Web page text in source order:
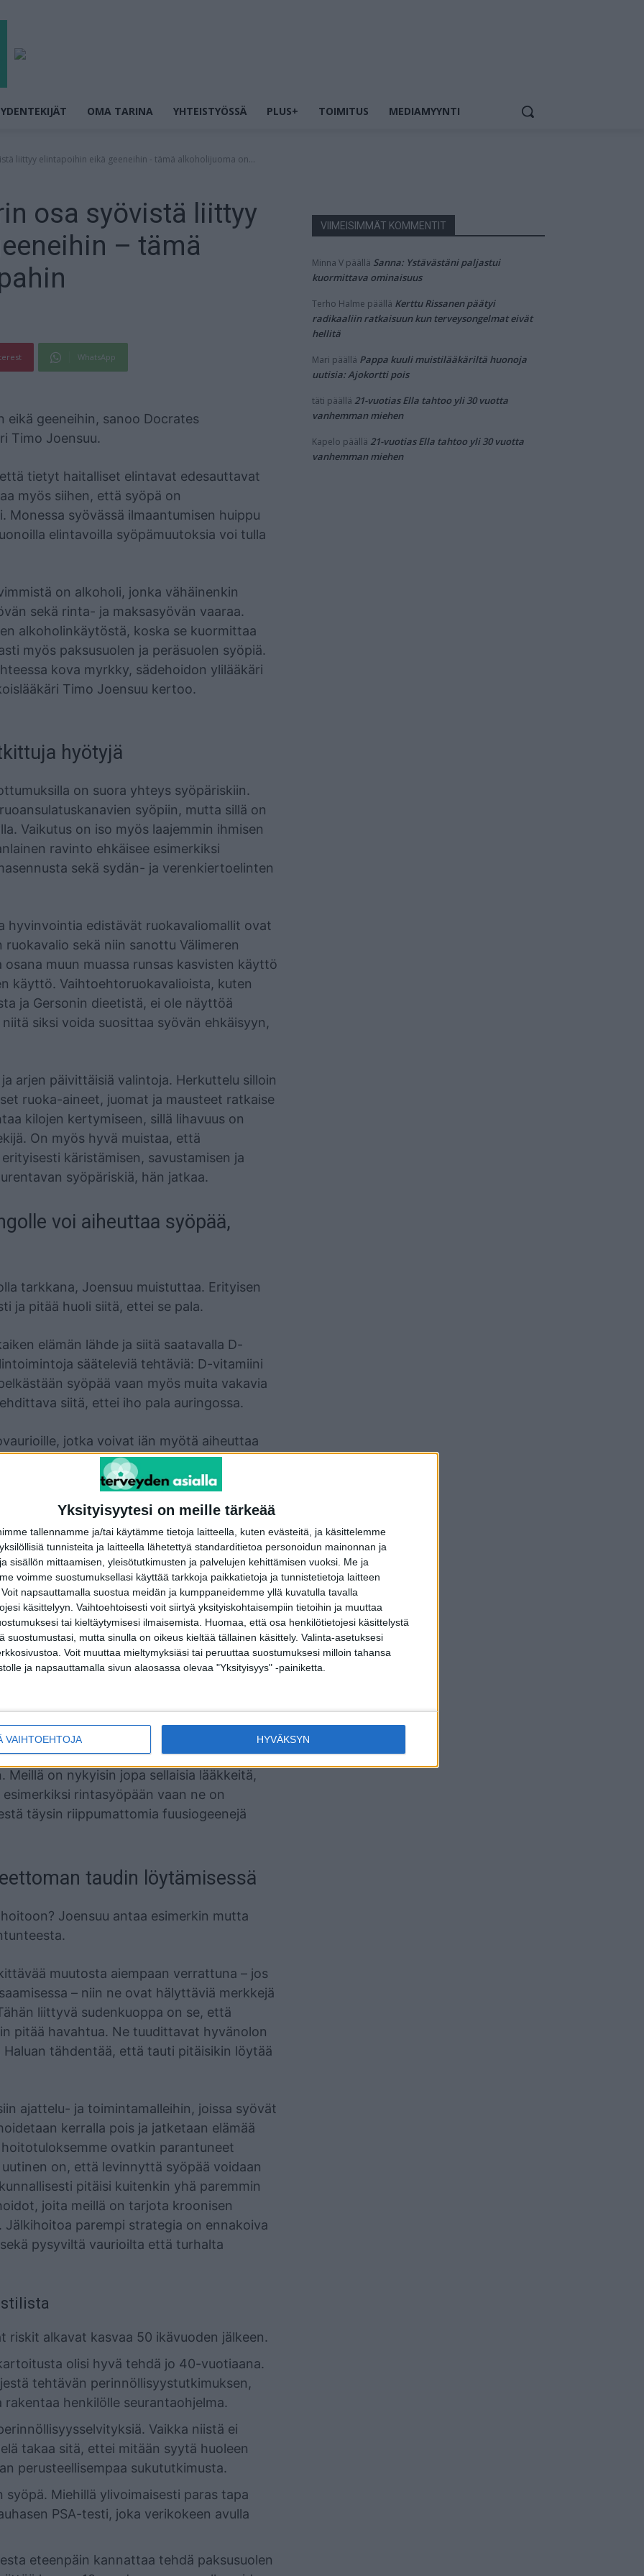
Yksityisyytesi on meille tärkeää
tallennamme ja/tai käytämme tietoja laitteella, kuten evästeitä, ja käsittelemme
tunnisteita ja laitteella lähetettyä standarditietoa personoidun mainonnan ja
sisällön mittaamisen, yleisötutkimusten ja palvelujen kehittämisen vuoksi. Me ja
voimme suostumuksellasi käyttää tarkkoja paikkatietoja ja tunnistetietoja laitteen
napsauttamalla suostua meidän ja kumppaneidemme yllä kuvatulla tavalla
käsittelyyn. Vaihtoehtoisesti voit siirtyä yksityiskohtaisempiin tietoihin ja muuttaa
tai kieltäytymisesi ilmaisemista. Huomaa, että osa henkilötietojesi käsittelystä
suostumustasi, mutta sinulla on oikeus kieltää tällainen käsittely. Valinta-asetuksesi
Voit muuttaa mieltymyksiäsi tai peruuttaa suostumuksesi milloin tahansa
ja napsauttamalla sivun alaosassa olevaa "Yksityisyys" -painiketta.
VAIHTOEHTOJA HYVÄKSYN
OMA TARINA YHTEISTYÖSSÄ PLUS+ TOIMITUS MEDIAMYYNTI
liittyy elintapoihin eikä geeneihin - tämä alkoholijuoma on...
osa syövistä liittyy
– tämä
WhatsApp
eikä geeneihin, sanoo Docrates
Timo Joensuu.
tietyt haitalliset elintavat edesauttavat
myös siihen, että syöpä on
Monessa syövässä ilmaantumisen huippu
elintavoilla syöpämuutoksia voi tulla
on alkoholi, jonka vähäinenkin
sekä rinta- ja maksasyövän vaaraa.
alkoholinkäytöstä, koska se kuormittaa
myös paksusuolen ja peräsuolen syöpiä.
kova myrkky, sädehoidon ylilääkäri
Timo Joensuu kertoo.
hyötyjä
on suora yhteys syöpäriskiin.
syöpiin, mutta sillä on
Vaikutus on iso myös laajemmin ihmisen
ravinto ehkäisee esimerkiksi
sekä sydän- ja verenkiertoelinten
hyvinvointia edistävät ruokavaliomallit ovat
sekä niin sanottu Välimeren
muun muassa runsas kasvisten käyttö
käyttö. Vaihtoehtoruokavalioista, kuten
ja Gersonin dieetistä, ei ole näyttöä
siksi voida suosittaa syövän ehkäisyyn,
arjen päivittäisiä valintoja. Herkuttelu silloin
ruoka-aineet, juomat ja mausteet ratkaise
kilojen kertymiseen, sillä lihavuus on
On myös hyvä muistaa, että
käristämisen, savustamisen ja
syöpäriskiä, hän jatkaa.
voi aiheuttaa syöpää,
tarkkana, Joensuu muistuttaa. Erityisen
ja pitää huoli siitä, ettei se pala.
elämän lähde ja siitä saatavalla D-
sääteleviä tehtäviä: D-vitamiini
syöpää vaan myös muita vakavia
siitä, ettei iho pala auringossa.
jotka voivat iän myötä aiheuttaa
ja pisamaiset palavat herkimmin.
suojata aurinkovoitein lapset ja
ja herkempi auringon vaikutuksille. Iän
altistunut iho voi kehittää syöpää, vaikkei
tarkkailemaan ihomuutoksia ja luomia, ja
mikäli jokin huolettaa.
syövältä
muutokselle mitä tulee elinkohtaiseen
haitallisiin elintapoihin.
tai ajurigeeneistä, ovat enemmän tai
eli hyvillä elintavoilla voi ehkäistä
yksilöllistä molekyylibiologista profilointia
mutta Docrateella tämä on ollut
Meillä on nykyisin jopa sellaisia lääkkeitä,
rintasyöpään vaan ne on
täysin riippumattomia fuusiogeenejä
taudin löytämisessä
Joensuu antaa esimerkin mutta
muutosta aiempaan verrattuna – jos
– niin ne ovat hälyttäviä merkkejä
liittyvä sudenkuoppa on se, että
pitää havahtua. Ne tuudittavat hyvänolon
tähdentää, että tauti pitäisikin löytää
ajattelu- ja toimintamalleihin, joissa syövät
kerralla pois ja jatketaan elämää
ovatkin parantuneet
on, että levinnyttä syöpää voidaan
pitäisi kuitenkin yhä paremmin
joita meillä on tarjota kroonisen
parempi strategia on ennakoiva
pysyviltä vaurioilta että turhalta
riskit alkavat kasvaa 50 ikävuoden jälkeen.
olisi hyvä tehdä jo 40-vuotiaana.
tehtävän perinnöllisyystutkimuksen,
henkilölle seurantaohjelma.
Vaikka niistä ei
takaa sitä, ettei mitään syytä huoleen
perusteellisempaa sukututkimusta.
syöpä. Miehillä ylivoimaisesti paras tapa
PSA-testi, joka verikokeen avulla
eteenpäin kannattaa tehdä paksusuolen
VIIMEISIMMÄT KOMMENTIT
Minna V päällä Sanna: Ystävästäni paljastui
kuormittava ominaisuus
Terho Halme päällä Kerttu Rissanen päätyi
radikaaliin ratkaisuun kun terveysongelmat eivät
hellitä
Mari päällä Pappa kuuli muistilääkäriltä huonoja
uutisia: Ajokortti pois
täti päällä 21-vuotias Ella tahtoo yli 30 vuotta
vanhemman miehen
Kapelo päällä 21-vuotias Ella tahtoo yli 30 vuotta
vanhemman miehen